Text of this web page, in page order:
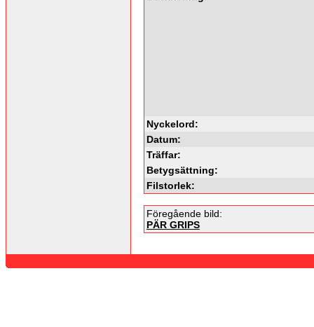
Nyckelord:
Datum:
Träffar:
Betygsättning:
Filstorlek:
Föregående bild:
PÄR GRIPS